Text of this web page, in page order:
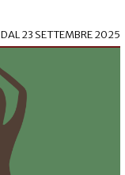
DAL23 SETTEMBRE 2025